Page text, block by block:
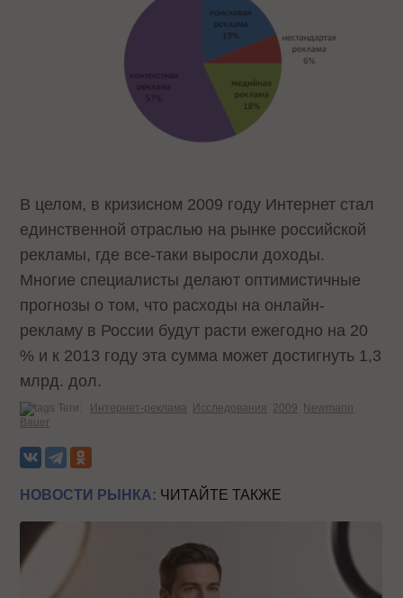
В целом, в кризисном 2009 году Интернет стал
единственной отраслью на рынке российской
рекламы, где все-таки выросли доходы.
Многие специалисты делают оптимистичные
прогнозы о том, что расходы на онлайн-
рекламу в России будут расти ежегодно на 20
% и к 2013 году эта сумма может достигнуть 1,3
млрд. дол.
Теги: Интернет-реклама Исследования 2009 Newmann
Bauer
НОВОСТИ РЫНКА: ЧИТАЙТЕ ТАКЖЕ